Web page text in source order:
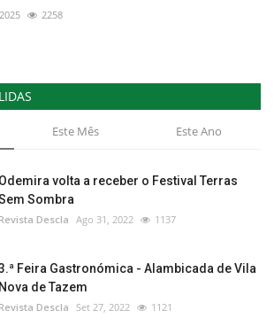
2258
Este Mês Este Ano
Odemira volta a receber o Festival Terras
Sombra
Revista Descla Ago 31, 2022 1137
Feira Gastronómica - Alambicada de Vila
Nova de Tazem
Revista Descla Set 27, 2022 1121